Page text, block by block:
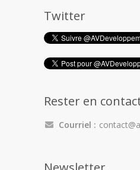
Twitter
Rester en
Courriel :